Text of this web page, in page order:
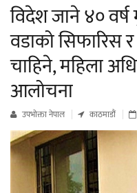
विदेश जाने ४०
वडाको सिफारिस
चाहिने, महिला
आलोचना
उपभाेक्ता नेपाल काठमाडौं